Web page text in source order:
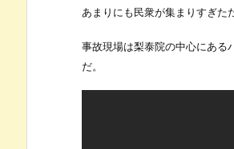
あまりにも民衆が集まりすぎた
事故現場は梨泰院の中心にある
だ。